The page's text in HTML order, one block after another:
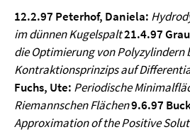
12.2.97 Peterhof, Daniela:
im dünnen Kugelspalt21.4.97
die Optimierung von Polyzylindern
Kontraktionsprinzips auf
Fuchs, Ute: Periodische
Riemannschen Flächen9.6.97
Approximation of the Positive